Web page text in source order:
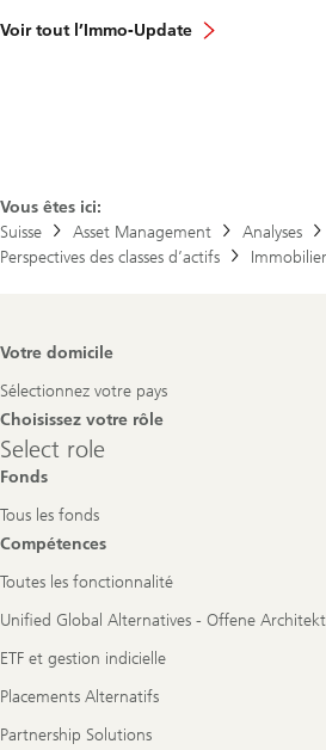
Voir tout l’Immo-Update
Vous êtes ici:
Suisse
Asset Management
Analyses
Perspectives des classes d’actifs
Immobilier
Footer
Votre domicile
Sélectionnez votre pays
Choisissez votre rôle
Select
role
Select role
Fonds
Tous les fonds
Compétences
Toutes les fonctionnalité
Unified Global Alternatives - Offene
ETF et gestion indicielle
Placements Alternatifs
Partnership Solutions